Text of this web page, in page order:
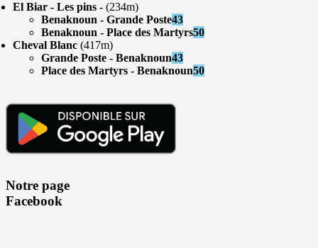
El Biar - Les pins - (234m)
Benaknoun - Grande Poste43
Benaknoun - Place des Martyrs50
Cheval Blanc (417m)
Grande Poste - Benaknoun43
Place des Martyrs - Benaknoun50
Notre page
Facebook